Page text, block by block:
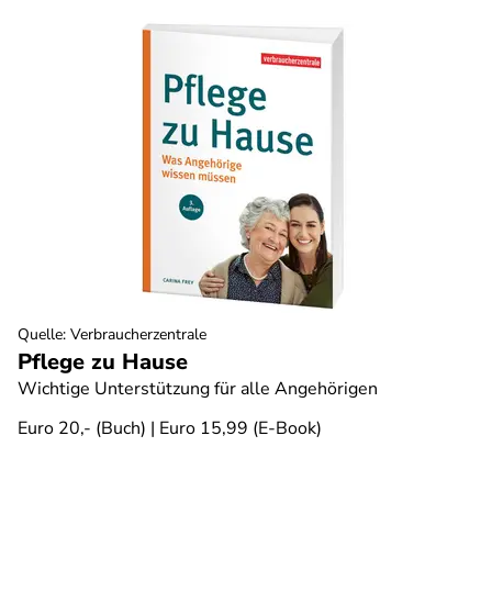
Pflege zu Hause
Wichtige Unterstützung für alle Angehörigen
Euro 20,- (Buch) | Euro 15,99 (E-Book)
Quelle: Verbraucherzentrale